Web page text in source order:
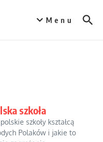
Menu
szkoła
polskie szkoły kształcą
Polaków i jakie to